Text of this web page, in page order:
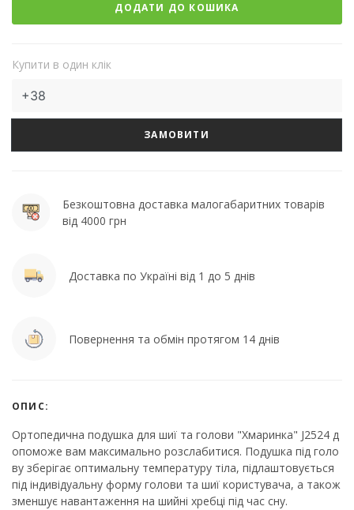
ДОДАТИ ДО КОШИКА
Купити в один клік
ЗАМОВИТИ
Безкоштовна доставка малогабаритних товарів
від 4000 грн
Доставка по Україні від 1 до 5 днів
Повернення та обмін протягом 14 днів
ОПИС:
Ортопедична подушка для шиї та голови "Хмаринка" J2524 д
опоможе вам максимально розслабитися. Подушка під голо
ву зберігає оптимальну температуру тіла, підлаштовується
під індивідуальну форму голови та шиї користувача, а також
зменшує навантаження на шийні хребці під час сну.